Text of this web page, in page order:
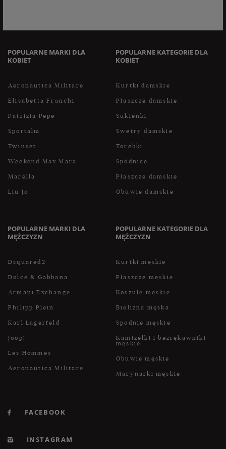
POPULARNE MARKI DLA
KOBIET
Aeronautica Militare
Elisabetta Franchi
Patrizia Pepe
Sportalm
Twinset
Weekend Max Mara
Marella
Liu Jo
POPULARNE KATEGORIE DLA
KOBIET
Kurtki damskie
Płaszcze damskie
Sukienki
Swetry damskie
Torebki
Spódnice
Płaszcze damskie
Obuwie damskie
POPULARNE MARKI DLA
MĘŻCZYZN
Dsquared2
Dolce & Gabbana
Armani Exchange
Philipp Plein
Karl Lagerfeld
Joop!
Les Hommes
Aeronautica Militare
POPULARNE KATEGORIE DLA
MĘŻCZYZN
Kurtki męskie
Płaszcze męskie
Koszule męskie
Bielizna męska
Spodnie męskie
Kamizelki i bezrękawniki
męskie
Obuwie męskie
Marynarki męskie
FACEBOOK
INSTAGRAM